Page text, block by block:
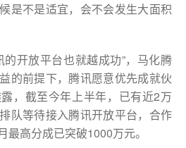
是不是适宜，会不会发生大面积
开放平台也就越成功”，马化腾
的前提下，腾讯愿意优先成就伙
，截至今年上半年，已有近2万
队等待接入腾讯开放平台，合作
高分成已突破1000万元。